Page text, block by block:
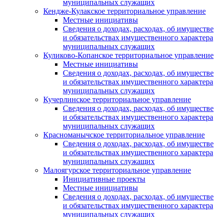
муниципальных служащих
Кендже-Кулакское территориальное управление
Местные инициативы
Сведения о доходах, расходах, об имуществе
и обязательствах имущественного характера
муниципальных служащих
Куликово-Копанское территориальное управление
Местные инициативы
Сведения о доходах, расходах, об имуществе
и обязательствах имущественного характера
муниципальных служащих
Кучерлинское территориальное управление
Сведения о доходах, расходах, об имуществе
и обязательствах имущественного характера
муниципальных служащих
Красноманычское территориальное управление
Сведения о доходах, расходах, об имуществе
и обязательствах имущественного характера
муниципальных служащих
Малоягурское территориальное управление
Инициативные проекты
Местные инициативы
Сведения о доходах, расходах, об имуществе
и обязательствах имущественного характера
муниципальных служащих